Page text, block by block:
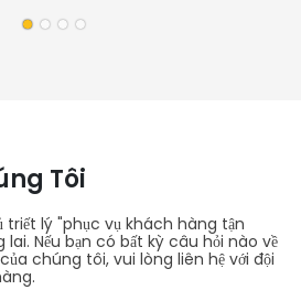
Tôi
triết lý "phục vụ khách hàng tận
Nếu bạn có bất kỳ câu hỏi nào về
chúng tôi, vui lòng liên hệ với đội